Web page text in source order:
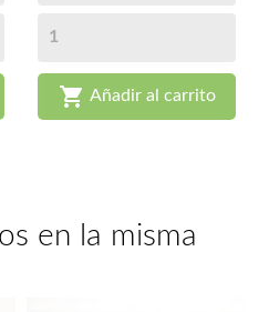
 Añadir al carrito
en la misma